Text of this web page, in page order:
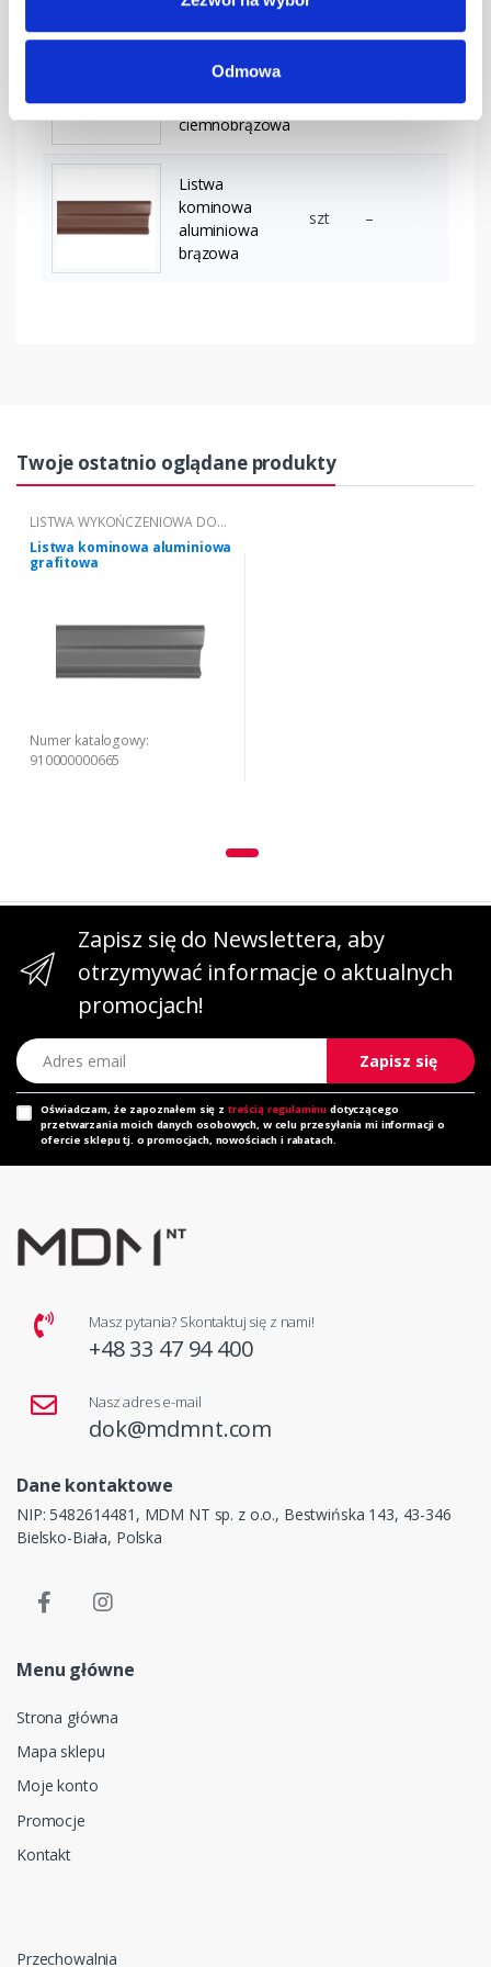
Odmowa
kominowa
aluminiowa
ciemnobrązowa
Listwa
kominowa
aluminiowa
brązowa
szt –
Twoje ostatnio oglądane produkty
LISTWA WYKOŃCZENIOWA DO
KOMINA - NOWY WZÓR
Listwa kominowa aluminiowa
grafitowa
Numer katalogowy:
910000000665
Zapisz się do Newslettera, aby
otrzymywać informacje o aktualnych
promocjach!
Adres email
Zapisz się
Oświadczam, że zapoznałem się z treścią regulaminu dotyczącego
przetwarzania moich danych osobowych, w celu przesyłania mi informacji o
ofercie sklepu tj. o promocjach, nowościach i rabatach.
Masz pytania? Skontaktuj się z nami!
+48 33 47 94 400
Nasz adres e-mail
dok@mdmnt.com
Dane kontaktowe
NIP: 5482614481, MDM NT sp. z o.o., Bestwińska 143, 43-346
Bielsko-Biała, Polska
Menu główne
Strona główna
Mapa sklepu
Moje konto
Promocje
Kontakt
Przechowalnia